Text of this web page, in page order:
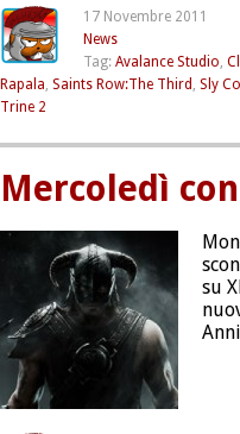
17 Novembre 2011
News
Tag: Avalance Studio,
Rapala, Saints Row:The Third , Sly
Trine 2
Mercoledì
su